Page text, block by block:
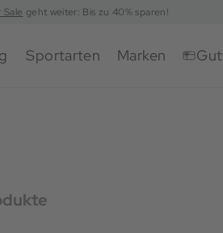
Sale geht weiter: Bis zu 40% sparen!
Sportarten Marken